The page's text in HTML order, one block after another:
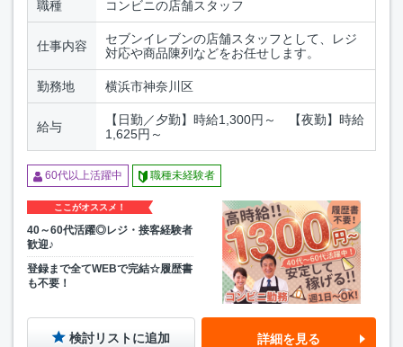
職種 コンビニの店舗スタッフ
仕事内容
セブンイレブンの店舗スタッフとして、レジ
対応や商品陳列などをお任せします。
勤務地 横浜市神奈川区
給与
【日勤／夕勤】時給1,300円～ 【夜勤】時給
1,625円～
60代以上活躍中 職種未経験者
ここがオススメ！
40～60代活躍◎レジ・接客経験者
歓迎♪
登録まで全てWEBで完結☆履歴書
も不要！
検討リストに追加 詳細を見る